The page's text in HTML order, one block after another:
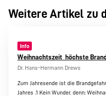
Weitere Artikel zu
Info
Weihnachtszeit  höchste
Dr. Hans-Hermann Drews
Zum Jahresende ist die
Jahres .1 Kein Wunder, denn: